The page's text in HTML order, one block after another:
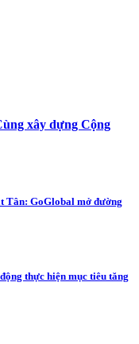
xây dựng Cộng
Tân: GoGlobal mở đường
thực hiện mục tiêu tăng